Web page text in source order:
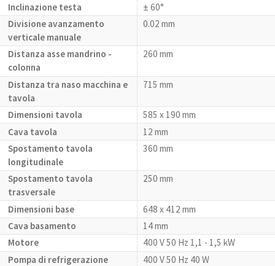
Inclinazione testa
± 60°
Divisione avanzamento
verticale manuale
0.02 mm
Distanza asse mandrino -
colonna
260 mm
Distanza tra naso macchina e
tavola
715 mm
Dimensioni tavola
585 x 190 mm
Cava tavola
12 mm
Spostamento tavola
longitudinale
360 mm
Spostamento tavola
trasversale
250 mm
Dimensioni base
648 x 412 mm
Cava basamento
14 mm
Motore
400 V 50 Hz 1,1 - 1,5 kW
Pompa di refrigerazione
400 V 50 Hz 40 W